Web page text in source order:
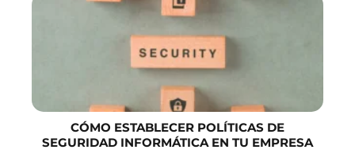
CÓMO ESTABLECER POLÍTICAS DE
SEGURIDAD INFORMÁTICA EN TU EMPRESA